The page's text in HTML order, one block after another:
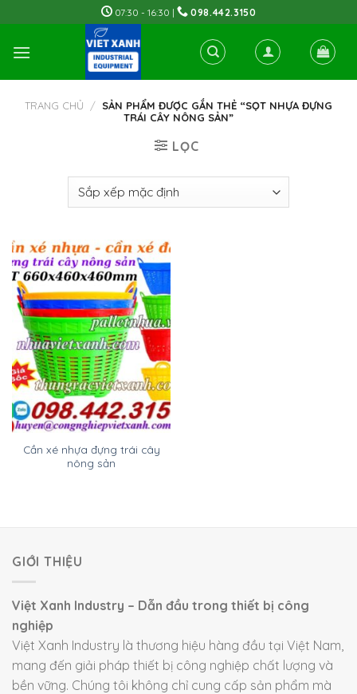
to
content
07:30 - 16:30 | 098.442.3150
TRANG CHỦ / SẢN PHẨM ĐƯỢC GẮN THẺ “SỌT NHỰA ĐỰNG
TRÁI CÂY NÔNG SẢN”
LỌC
Cần xé nhựa đựng trái cây
nông sản
GIỚI THIỆU
Việt Xanh Industry – Dẫn đầu trong thiết bị công
nghiệp
Việt Xanh Industry là thương hiệu hàng đầu tại Việt Nam,
mang đến giải pháp thiết bị công nghiệp chất lượng và
bền vững. Chúng tôi không chỉ cung cấp sản phẩm mà